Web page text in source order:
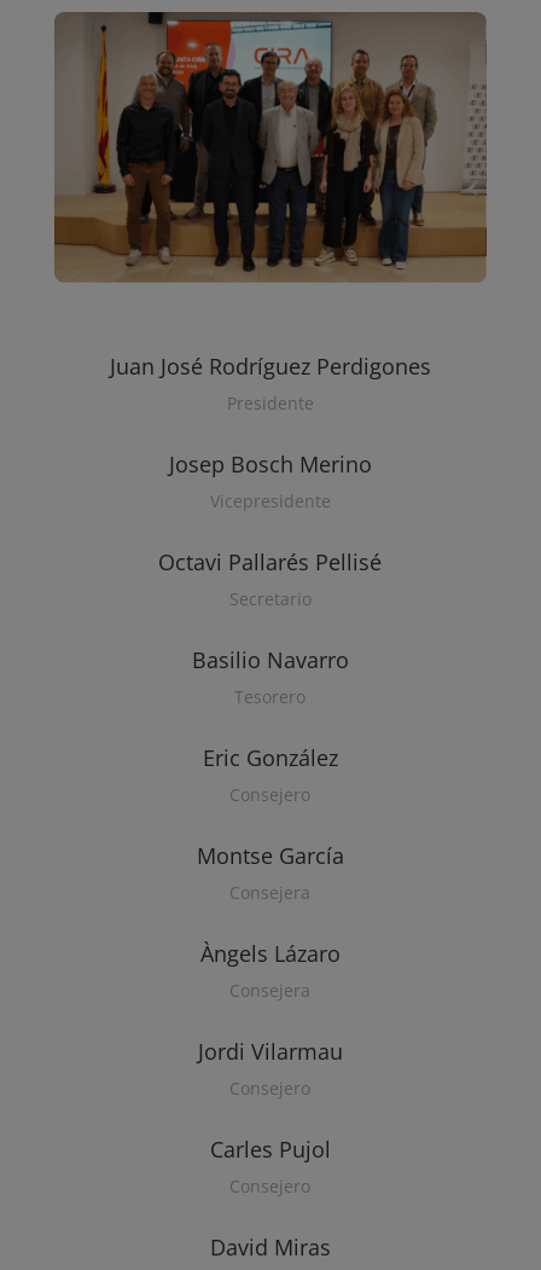
Juan José Rodríguez Perdigones
Presidente
Josep Bosch Merino
Vicepresidente
Octavi Pallarés Pellisé
Secretario
Basilio Navarro
Tesorero
Eric González
Consejero
Montse García
Consejera
Àngels Lázaro
Consejera
Jordi Vilarmau
Consejero
Carles Pujol
Consejero
David Miras